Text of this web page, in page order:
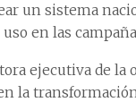
un sistema
en las
ejecutiva de
la